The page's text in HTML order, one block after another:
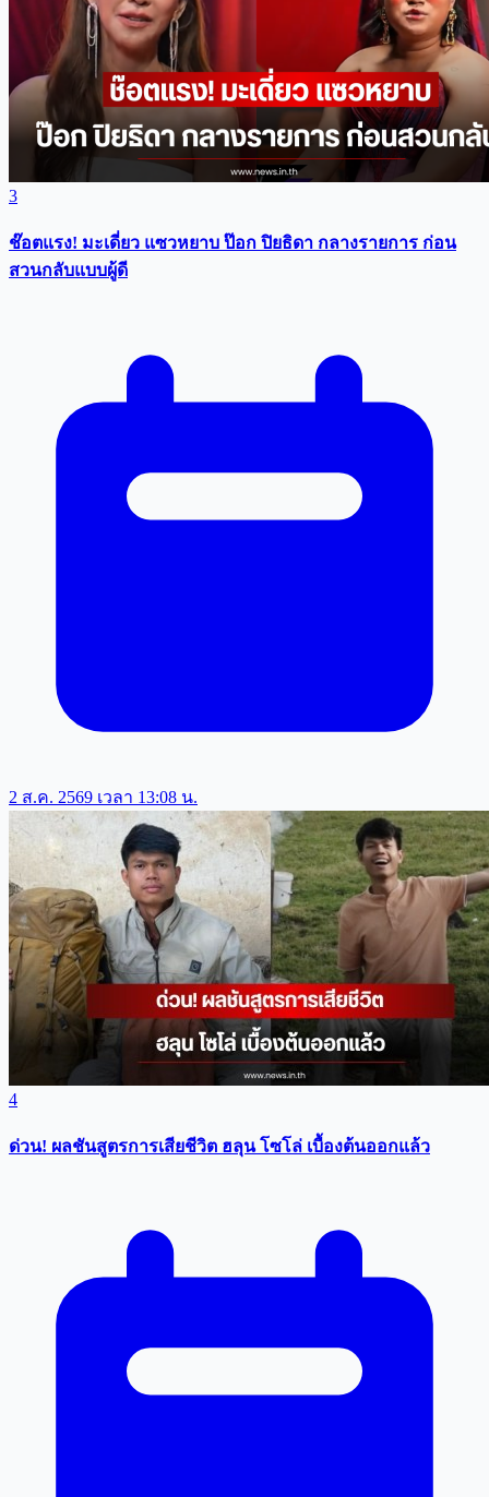
3
ช๊อตแรง! มะเดี่ยว แซวหยาบ ป๊อก ปิยธิดา กลางรายการ ก่อน
สวนกลับแบบผู้ดี
2 ส.ค. 2569 เวลา 13:08 น.
4
ด่วน! ผลชันสูตรการเสียชีวิต ฮลุน โซโล่ เบื้องต้นออกแล้ว